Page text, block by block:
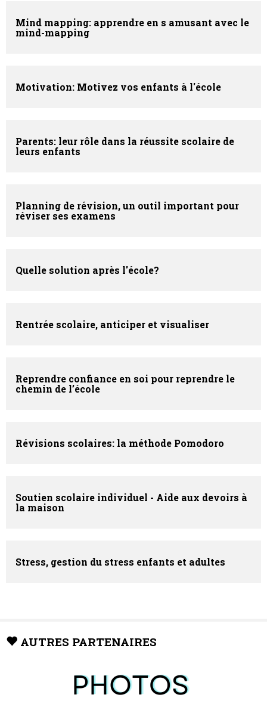
Mind mapping: apprendre en s amusant avec le
mind-mapping
Motivation: Motivez vos enfants à l'école
Parents: leur rôle dans la réussite scolaire de
leurs enfants
Planning de révision, un outil important pour
réviser ses examens
Quelle solution après l'école?
Rentrée scolaire, anticiper et visualiser
Reprendre confiance en soi pour reprendre le
chemin de l’école
Révisions scolaires: la méthode Pomodoro
Soutien scolaire individuel - Aide aux devoirs à
la maison
Stress, gestion du stress enfants et adultes
AUTRES PARTENAIRES